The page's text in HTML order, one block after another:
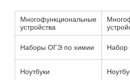
Многофункциональные
устройства
Наборы ОГЭ по химии Набор
Ноутбуки